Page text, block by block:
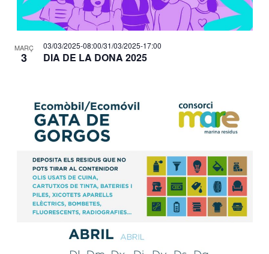
MARÇ
3 DIA DE LA DONA 2025
03/03/2025-08:00/31/03/2025-17:00